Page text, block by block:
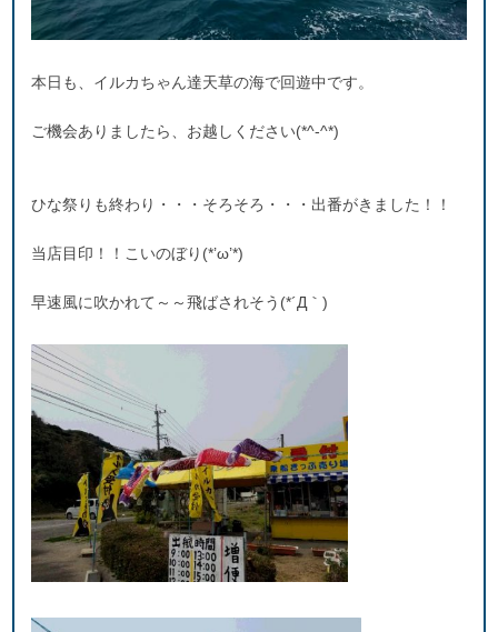
本日も、イルカちゃん達天草の海で回遊中です。
ご機会ありましたら、お越しください(*^-^*)
ひな祭りも終わり・・・そろそろ・・・出番がきました！！
当店目印！！こいのぼり(*’ω’*)
早速風に吹かれて～～飛ばされそう(*´Д｀)